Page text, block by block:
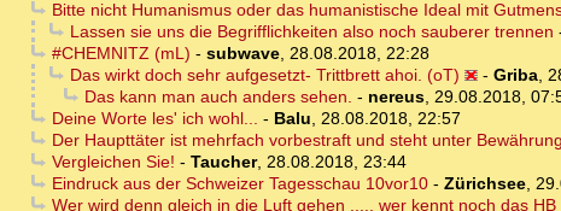
Bitte nicht Humanismus oder das humanistische Ideal mit
Lassen sie uns die Begrifflichkeiten also noch sauberer trennen
#CHEMNITZ (mL) - subwave, 28.08.2018, 22:28
Das wirkt doch sehr aufgesetzt- Trittbrett ahoi. (oT)
- Griba,
Das kann man auch anders sehen. - nereus, 29.08.2018,
Deine Worte les' ich wohl... - Balu, 28.08.2018, 22:57
Der Haupttäter ist mehrfach vorbestraft und steht unter
Vergleichen Sie! - Taucher, 28.08.2018, 23:44
Eindruck aus der Schweizer Tagesschau 10vor10- Zürichsee,
Wer wird denn gleich in die Luft gehen ..... wer kennt noch das